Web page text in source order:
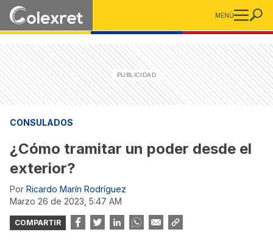
MENÚ
CONSULADOS
¿Cómo tramitar un poder desde el
exterior?
Por Ricardo Marín Rodríguez
marzo 26 de 2023, 5:47 AM
COMPARTIR